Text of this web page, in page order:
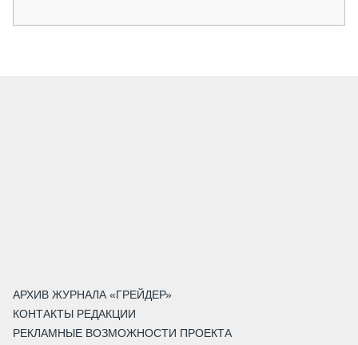
АРХИВ ЖУРНАЛА «ГРЕЙДЕР»
КОНТАКТЫ РЕДАКЦИИ
РЕКЛАМНЫЕ ВОЗМОЖНОСТИ ПРОЕКТА